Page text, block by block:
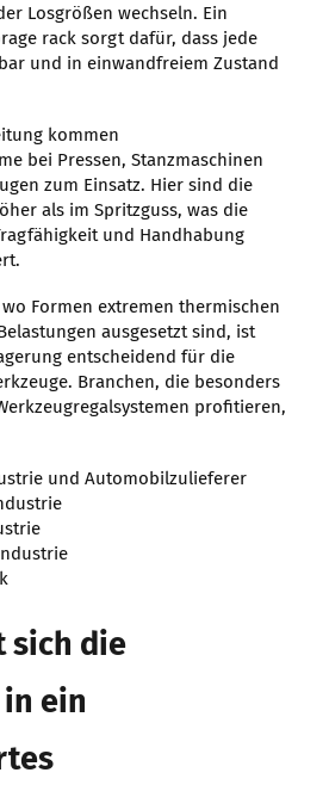
Losgrößen wechseln. Ein
rack sorgt dafür, dass jede
und in einwandfreiem Zustand
kommen
bei Pressen, Stanzmaschinen
zum Einsatz. Hier sind die
als im Spritzguss, was die
und Handhabung
Formen extremen thermischen
ausgesetzt sind, ist
entscheidend für die
Branchen, die besonders
profitieren,
und Automobilzulieferer
sich die
ein